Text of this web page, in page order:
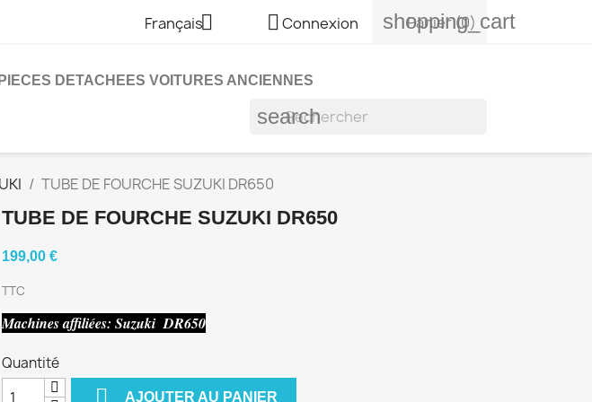
Français Connexion shopping_cart
Panier(0)
PIECES DETACHEES VOITURES ANCIENNES
search
TUBE DE FOURCHE SUZUKI DR650
TUBE DE FOURCHE SUZUKI DR650
199,00 €
TTC
Machines affiliées: Suzuki DR650
Quantité
 AJOUTER AU PANIER